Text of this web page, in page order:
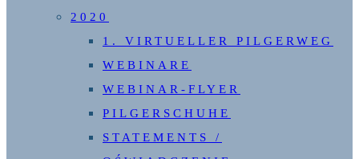
2020
1. VIRTUELLER PILGERWEG
WEBINARE
WEBINAR-FLYER
PILGERSCHUHE
STATEMENTS /